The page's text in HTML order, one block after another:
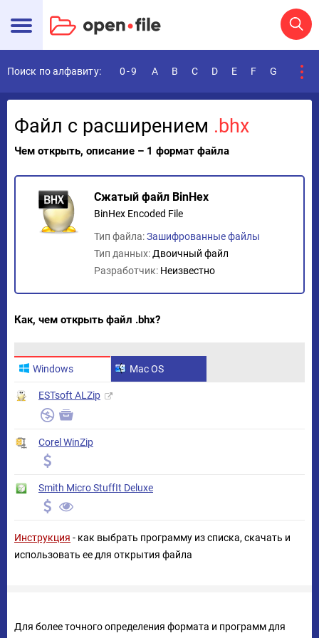
Поиск по алфавиту: 0-9 A B C D E F G
Файл с расширением .bhx
Чем открыть, описание – 1 формат файла
Сжатый файл BinHex
BinHex Encoded File
Тип файла:Зашифрованные файлы
Тип данных: Двоичный файл
Разработчик: Неизвестно
Как, чем открыть файл .bhx?
Windows Mac OS
ESTsoft ALZip
Corel WinZip
Smith Micro StuffIt Deluxe
Инструкция - как выбрать программу из списка, скачать и
использовать ее для открытия файла
Для более точного определения формата и программ для